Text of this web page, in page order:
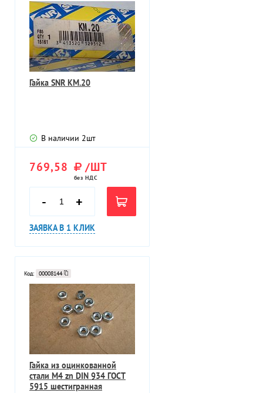
Гайка SNR KM.20
В наличии 2шт
769,58 /ШТ
без НДС
- +
ЗАЯВКА В 1 КЛИК
Код: 00008144
Гайка из оцинкованной
стали М4 zn DIN 934 ГОСТ
5915 шестигранная